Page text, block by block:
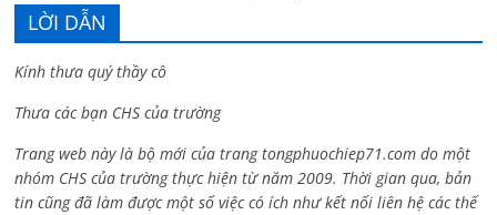
LỜI DẪN
Kính thưa quý thầy cô
Thưa các bạn CHS của trường
Trang web này là bộ mới của trang tongphuochiep71.com do một
nhóm CHS của trường thực hiện từ năm 2009. Thời gian qua, bản
tin cũng đã làm được một số việc có ích như kết nối liên hệ các thế